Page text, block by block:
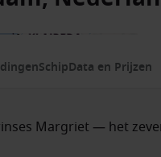
SchipData en Prijzen
Margriet — het